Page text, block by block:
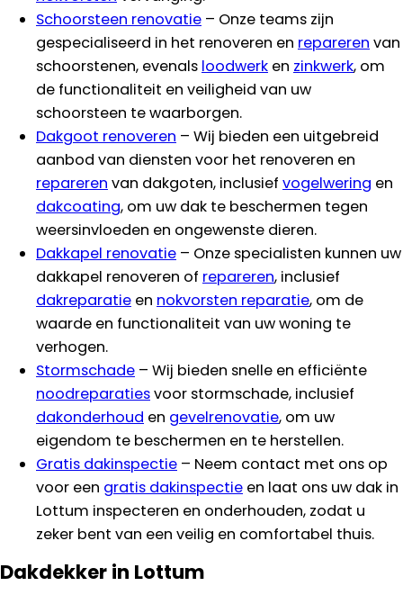
Schoorsteen renovatie – Onze teams zijn
gespecialiseerd in het renoveren en repareren van
schoorstenen, evenals loodwerk en zinkwerk, om
de functionaliteit en veiligheid van uw
schoorsteen te waarborgen.
Dakgoot renoveren – Wij bieden een uitgebreid
aanbod van diensten voor het renoveren en
repareren van dakgoten, inclusief vogelwering en
dakcoating, om uw dak te beschermen tegen
weersinvloeden en ongewenste dieren.
Dakkapel renovatie – Onze specialisten kunnen uw
dakkapel renoveren of repareren, inclusief
dakreparatie en nokvorsten reparatie, om de
waarde en functionaliteit van uw woning te
verhogen.
Stormschade – Wij bieden snelle en efficiënte
noodreparatiesvoor stormschade, inclusief
dakonderhoud en gevelrenovatie, om uw
eigendom te beschermen en te herstellen.
Gratis dakinspectie – Neem contact met ons op
voor een gratis dakinspectie en laat ons uw dak in
Lottum inspecteren en onderhouden, zodat u
zeker bent van een veilig en comfortabel thuis.
Dakdekker in Lottum